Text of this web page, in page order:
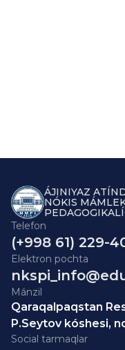
ÁJINIYAZ
NÓKIS
Telefon
(+998 61) 229-
Elektron pochta
Mánzil
Qaraqalpaqstan
P.Seytov kóshesi,
Social tarmaqlar